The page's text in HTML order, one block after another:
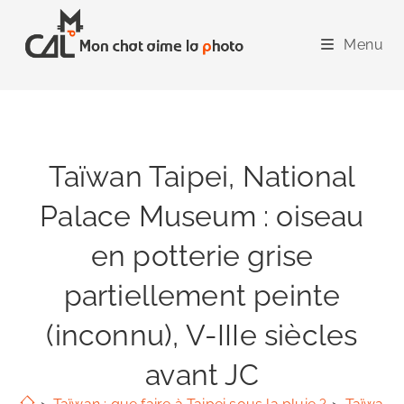
content
Menu
Taïwan Taipei, National
Palace Museum : oiseau
en potterie grise
partiellement peinte
(inconnu), V-IIIe siècles
avant JC